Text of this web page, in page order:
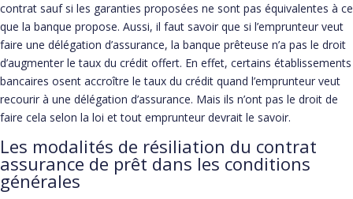
contrat sauf si les garanties proposées ne sont pas équivalentes à ce
que la banque propose. Aussi, il faut savoir que si l’emprunteur veut
faire une délégation d’assurance, la banque prêteuse n’a pas le droit
d’augmenter le taux du crédit offert. En effet, certains établissements
bancaires osent accroître le taux du crédit quand l’emprunteur veut
recourir à une délégation d’assurance. Mais ils n’ont pas le droit de
faire cela selon la loi et tout emprunteur devrait le savoir.
Les modalités de résiliation du contrat
assurance de prêt dans les conditions
générales